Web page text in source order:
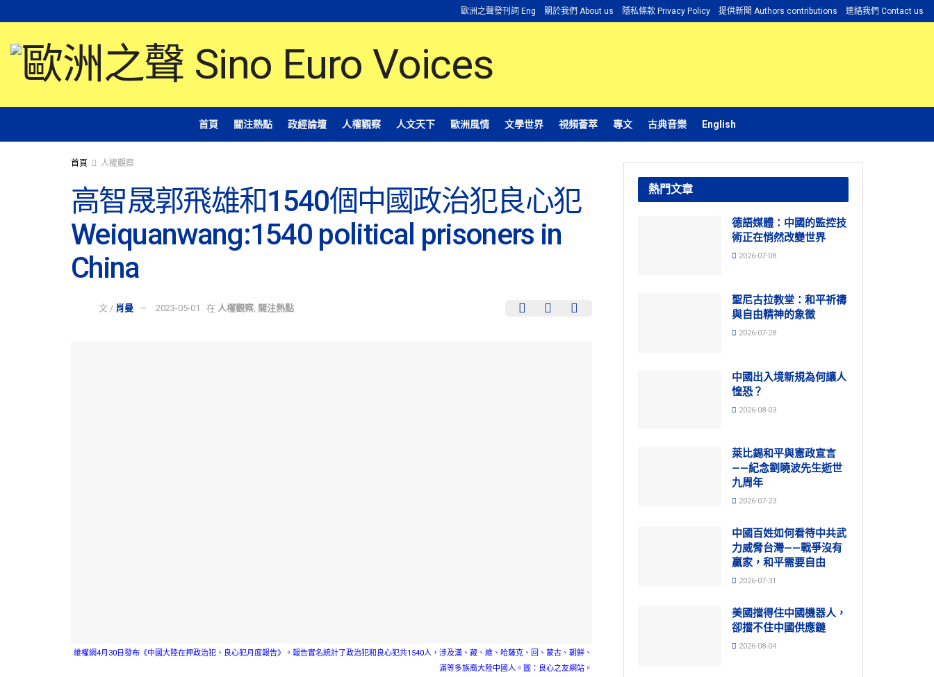
歐洲之聲發刊詞 Eng 關於我們 About us 隱私條款 Privacy Policy 提供新聞 Authors contributions 連絡我們 Contact us
首頁 關注熱點 政經論壇 人權觀察 人文天下 歐洲風情 文學世界 視頻薈萃 專文 古典音樂 English
首頁 人權觀察
高智晟郭飛雄和1540個中國政治犯良心犯
Weiquanwang:1540 political prisoners in
China
文 / 肖曼 2023-05-01 在 人權觀察 關注熱點
維權網4月30日發布《中國大陸在押政治犯、良心犯月度報告》。報告實名統計了政治犯和良心犯共1540人，涉及漢、藏、維、哈薩克、回、蒙古、朝鮮、
滿等多族裔大陸中國人。圖：良心之友網站。
熱門文章
德語媒體：中國的監控技
術正在悄然改變世界
2026-07-08
聖尼古拉教堂：和平祈禱
與自由精神的象徵
2026-07-28
中國出入境新規為何讓人
惶恐？
2026-08-03
萊比錫和平與憲政宣言
——紀念劉曉波先生逝世
九周年
2026-07-23
中國百姓如何看待中共武
力威脅台灣——戰爭沒有
贏家，和平需要自由
2026-07-31
美國擋得住中國機器人，
卻擋不住中國供應鏈
2026-08-04